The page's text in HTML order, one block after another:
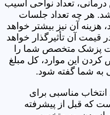
تعداد نواحی آسیب
هر چه تعداد جلسات
هزینه آن نیز بیشتر خواهد
آن تأثیرگذار خواهد
است پزشک متخصص شما را
این موارد، کل مبلغ
به شما گفته شود.
انتخاب مناسبی برای
که قبل از پیشرفته